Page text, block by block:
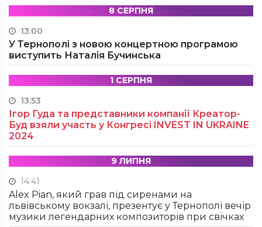
8 СЕРПНЯ
13:00
У Тернополі з новою концертною програмою
виступить Наталія Бучинська
1 СЕРПНЯ
13:53
Ігор Гуда та представники компанії Креатор-
Буд взяли участь у Конгресі INVEST IN UKRAINE
2024
9 ЛИПНЯ
14:41
Alex Pian, який грав під сиренами на
львівському вокзалі, презентує у Тернополі вечір
музики легендарних композиторів при свічках